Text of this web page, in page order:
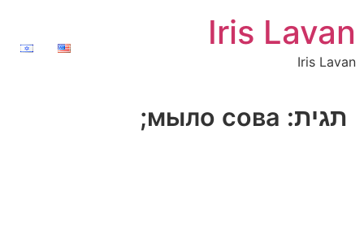
Iris Lavan
Iris Lavan
תגית: мыло сова;